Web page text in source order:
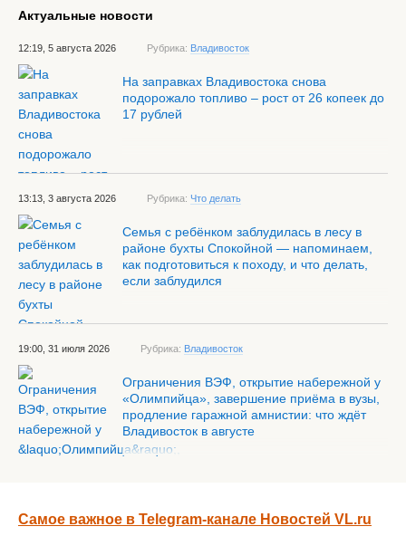
Актуальные новости
12:19, 5 августа 2026 Рубрика: Владивосток
На заправках Владивостока снова
подорожало топливо – рост от 26 копеек до
17 рублей
13:13, 3 августа 2026 Рубрика: Что делать
Семья с ребёнком заблудилась в лесу в
районе бухты Спокойной — напоминаем,
как подготовиться к походу, и что делать,
если заблудился
19:00, 31 июля 2026 Рубрика: Владивосток
Ограничения ВЭФ, открытие набережной у
«Олимпийца», завершение приёма в вузы,
продление гаражной амнистии: что ждёт
Владивосток в августе
Самое важное в Telegram-канале Новостей VL.ru